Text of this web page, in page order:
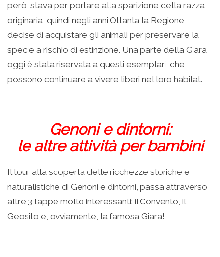
però, stava per portare alla sparizione della razza
originaria, quindi negli anni Ottanta la Regione
decise di acquistare gli animali per preservare la
specie a rischio di estinzione. Una parte della Giara
oggi è stata riservata a questi esemplari, che
possono continuare a vivere liberi nel loro habitat.
Genoni e dintorni:
le altre attività per bambini
Il tour alla scoperta delle ricchezze storiche e
naturalistiche di Genoni e dintorni, passa attraverso
altre 3 tappe molto interessanti: il Convento, il
Geosito e, ovviamente, la famosa Giara!